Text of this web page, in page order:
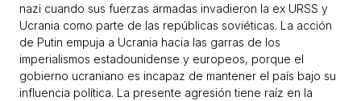
nazi cuando sus fuerzas armadas invadieron la ex URSS y
Ucrania como parte de las repúblicas soviéticas. La acción
de Putin empuja a Ucrania hacia las garras de los
imperialismos estadounidense y europeos, porque el
gobierno ucraniano es incapaz de mantener el país bajo su
influencia política. La presente agresión tiene raíz en la